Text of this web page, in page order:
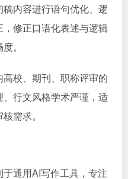
稿内容进行语句优化、逻
修正口语化表述与逻辑
。
高校、期刊、职称评审的
行文风格学术严谨，适
需求。
于通用AI写作工具，专注